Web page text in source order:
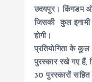
उदयपुर।किंगडम
जिसकी कुल इनामी
होगी।
प्रतियोगिता के
पुरस्कार रखे गए
30 पुरस्कारों